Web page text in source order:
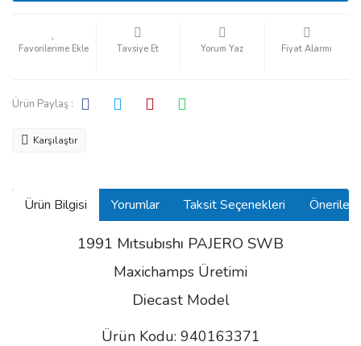
Tavsiye Et Yorum Yaz Fiyat Alarmı
Ürün Paylaş :
Karşılaştır
Ürün Bilgisi Yorumlar Taksit Seçenekleri
1991 Mıtsubıshı PAJERO SWB
Maxichamps Üretimi
Diecast Model
Ürün Kodu: 940163371